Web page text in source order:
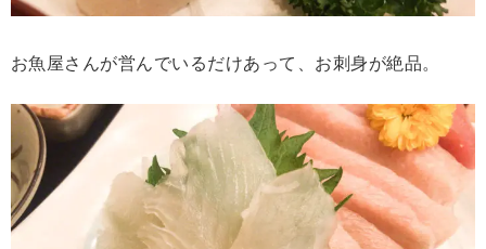
お魚屋さんが営んでいるだけあって、お刺身が絶品。